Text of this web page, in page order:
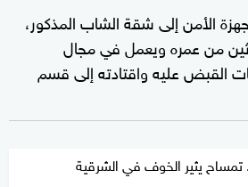
الأمن إلى شقة الشاب المذكور،
من عمره ويعمل في مجال
القبض عليه واقتادته إلى قسم
يثير الخوف في الشرقية